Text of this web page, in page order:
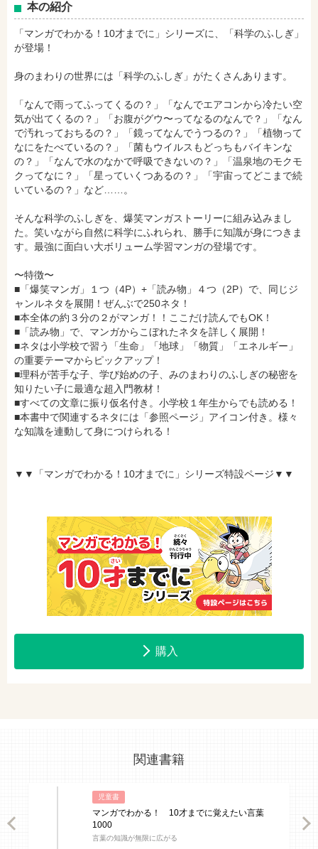
本の紹介
「マンガでわかる！10才までに」シリーズに、「科学のふしぎ」
が登場！
身のまわりの世界には「科学のふしぎ」がたくさんあります。
「なんで雨ってふってくるの？」「なんでエアコンから冷たい空
気が出てくるの？」「お腹がグウ〜ってなるのなんで？」「なん
で汚れっておちるの？」「鏡ってなんでうつるの？」「植物って
なにをたべているの？」「菌もウイルスもどっちもバイキンな
の？」「なんで水のなかで呼吸できないの？」「温泉地のモクモ
クってなに？」「星っていくつあるの？」「宇宙ってどこまで続
いているの？」など……。
そんな科学のふしぎを、爆笑マンガストーリーに組み込みまし
た。笑いながら自然に科学にふれられ、勝手に知識が身につきま
す。最強に面白い大ボリューム学習マンガの登場です。
〜特徴〜
■「爆笑マンガ」１つ（4P）+「読み物」４つ（2P）で、同じジ
ャンルネタを展開！ぜんぶで250ネタ！
■本全体の約３分の２がマンガ！！ここだけ読んでもOK！
■「読み物」で、マンガからこぼれたネタを詳しく展開！
■ネタは小学校で習う「生命」「地球」「物質」「エネルギー」
の重要テーマからピックアップ！
■理科が苦手な子、学び始めの子、みのまわりのふしぎの秘密を
知りたい子に最適な超入門教材！
■すべての文章に振り仮名付き。小学校１年生からでも読める！
■本書中で関連するネタには「参照ページ」アイコン付き。様々
な知識を連動して身につけられる！
▼▼「マンガでわかる！10才までに」シリーズ特設ページ▼▼
購入
amazonで購入 楽天ブックスで購入
セブンネットショッピングで購入 紀伊國屋書店で購入
hontoで購入 ヨドバシ.comで購入
関連書籍
児童書
マンガでわかる！ 10才までに覚えたい言葉
1000
言葉の知識が無限に広がる